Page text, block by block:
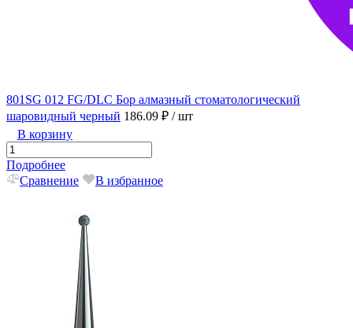
801SG 012 FG/DLC Бор алмазный стоматологический
шаровидный черный 186.09 ₽ / шт
В корзину
Подробнее
Сравнение
В избранное